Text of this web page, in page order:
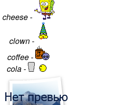
cheese -
clown -
coffee -
cola -